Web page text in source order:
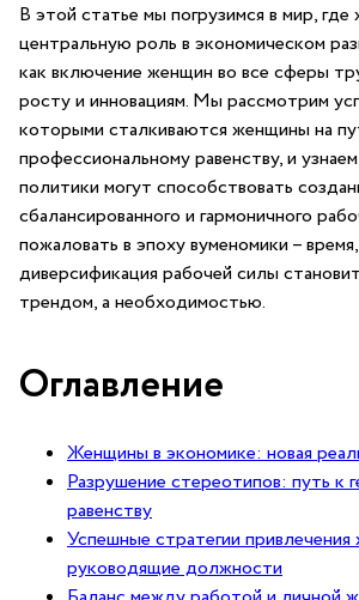
В⁢ этой⁣ статье мы погрузимся в мир,‍
центральную роль⁤ в‍ экономическом
как⁣ включение женщин во все ⁤сферы‍
росту и ‌инновациям. Мы​ рассмотрим⁢
которыми сталкиваются⁢ женщины на⁣
профессиональному‍ равенству, и
политики​ могут способствовать
сбалансированного и ⁣гармоничного
⁣пожаловать⁢ в эпоху вуменомики –
диверсификация рабочей силы
трендом, ‍а необходимостью.
Оглавление
Женщины в экономике: новая‍
Разрушение стереотипов: путь к⁤
равенству
Успешные ⁤стратегии
руководящие должности